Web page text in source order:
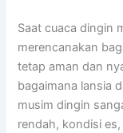
Saat cuaca dingin
merencanakan
tetap aman dan
bagaimana lansia
musim dingin
rendah, kondisi